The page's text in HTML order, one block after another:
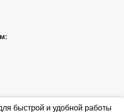
быстрой и удобной работы